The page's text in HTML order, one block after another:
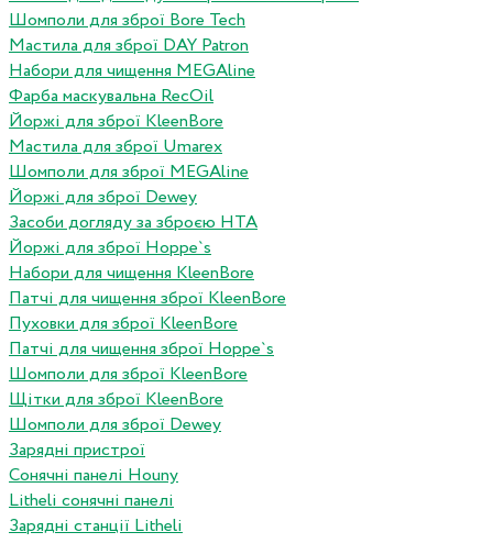
Шомполи для зброї Bore Tech
Мастила для зброї DAY Patron
Набори для чищення MEGAline
Фарба маскувальна RecOil
Йоржі для зброї KleenBore
Мастила для зброї Umarex
Шомполи для зброї MEGAline
Йоржі для зброї Dewey
Засоби догляду за зброєю HTA
Йоржі для зброї Hoppe`s
Набори для чищення KleenBore
Патчі для чищення зброї KleenBore
Пуховки для зброї KleenBore
Патчі для чищення зброї Hoppe`s
Шомполи для зброї KleenBore
Щітки для зброї KleenBore
Шомполи для зброї Dewey
Зарядні пристрої
Сонячні панелі Houny
Litheli сонячні панелі
Зарядні станції Litheli